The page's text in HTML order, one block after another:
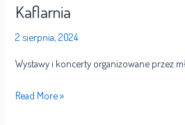
Kaflarnia
2 sierpnia, 2024
Wystawy i koncerty organizowane przez
Read More »